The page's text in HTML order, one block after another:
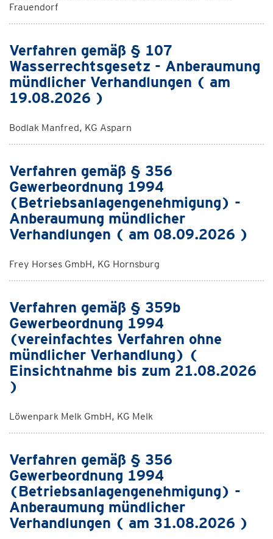
Frauendorf
Verfahren gemäß § 107
Wasserrechtsgesetz - Anberaumung
mündlicher Verhandlungen ( am
19.08.2026 )
Bodlak Manfred, KG Asparn
Verfahren gemäß § 356
Gewerbeordnung 1994
(Betriebsanlagengenehmigung) -
Anberaumung mündlicher
Verhandlungen ( am 08.09.2026 )
Frey Horses GmbH, KG Hornsburg
Verfahren gemäß § 359b
Gewerbeordnung 1994
(vereinfachtes Verfahren ohne
mündlicher Verhandlung) (
Einsichtnahme bis zum 21.08.2026
)
Löwenpark Melk GmbH, KG Melk
Verfahren gemäß § 356
Gewerbeordnung 1994
(Betriebsanlagengenehmigung) -
Anberaumung mündlicher
Verhandlungen ( am 31.08.2026 )